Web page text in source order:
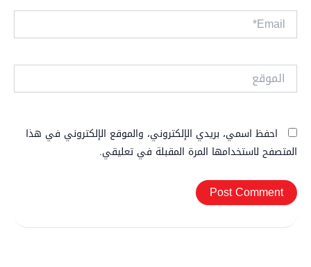
Email*
الموقع
احفظ اسمي، بريدي الإلكتروني، والموقع الإلكتروني في هذا
المتصفح لاستخدامها المرة المقبلة في تعليقي.